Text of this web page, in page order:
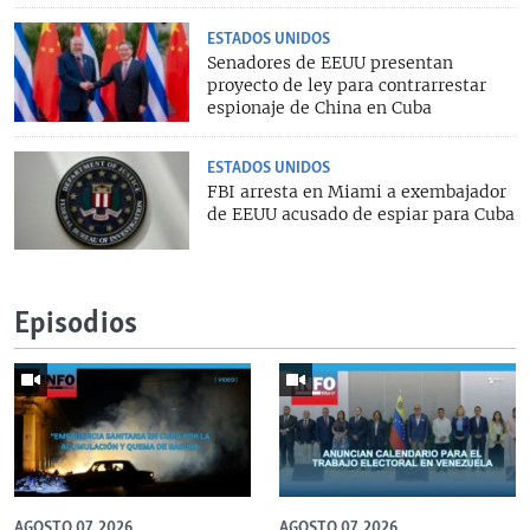
ESTADOS UNIDOS
Senadores de EEUU presentan
proyecto de ley para contrarrestar
espionaje de China en Cuba
ESTADOS UNIDOS
FBI arresta en Miami a exembajador
de EEUU acusado de espiar para Cuba
Episodios